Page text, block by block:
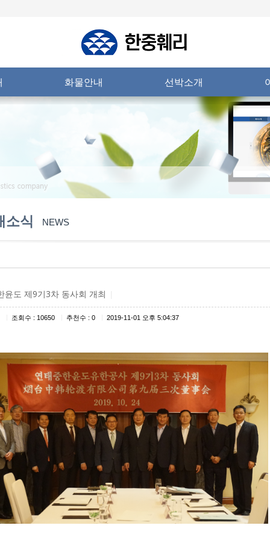
화물안내 선박소개
소식 NEWS
윤도 제9기3차 동사회 개최
조회수 : 10650 추천수 : 0 2019-11-01 오후 5:04:37